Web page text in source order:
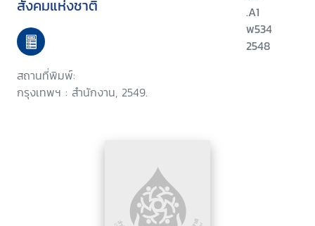
สังคมแห่งชาติ
สถานที่พิมพ์:
กรุงเทพฯ : สำนักงาน, 2549.
.A1
พ534
2548